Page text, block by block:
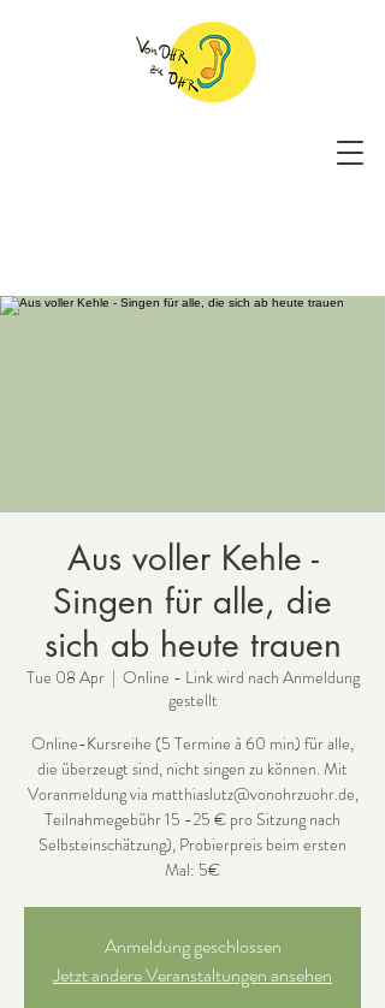
Aus voller Kehle -
Singen für alle, die
sich ab heute trauen
Tue 08 Apr
  |
Online - Link wird nach Anmeldung
gestellt
Online-Kursreihe (5 Termine à 60 min) für alle,
die überzeugt sind, nicht singen zu können. Mit
Voranmeldung via matthiaslutz@vonohrzuohr.de,
Teilnahmegebühr 15 -25 € pro Sitzung nach
Selbsteinschätzung), Probierpreis beim ersten
Mal: 5€
Anmeldung geschlossen
Jetzt andere Veranstaltungen ansehen